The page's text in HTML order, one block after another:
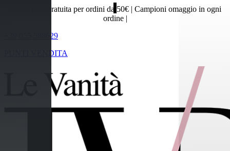
Cofanetti
Spedizione gratuita per ordini da 50€ | Campioni omaggio in ogni
ordine |
+39 055 588629
PUNTI VENDITA